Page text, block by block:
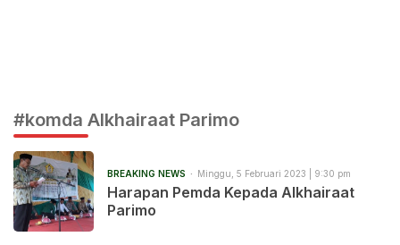
#komda Alkhairaat Parimo
BREAKING NEWS Minggu, 5 Februari 2023 | 9:30 pm
Harapan Pemda Kepada Alkhairaat
Parimo